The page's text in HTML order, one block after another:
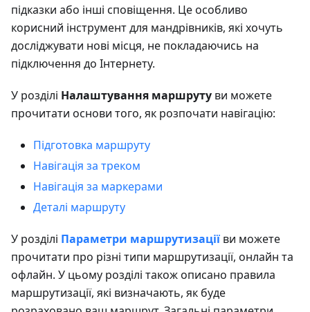
підказки або інші сповіщення. Це особливо
корисний інструмент для мандрівників, які хочуть
досліджувати нові місця, не покладаючись на
підключення до Інтернету.
У розділі Налаштування маршруту ви можете
прочитати основи того, як розпочати навігацію:
Підготовка маршруту
Навігація за треком
Навігація за маркерами
Деталі маршруту
У розділі Параметри маршрутизації ви можете
прочитати про різні типи маршрутизації, онлайн та
офлайн. У цьому розділі також описано правила
маршрутизації, які визначають, як буде